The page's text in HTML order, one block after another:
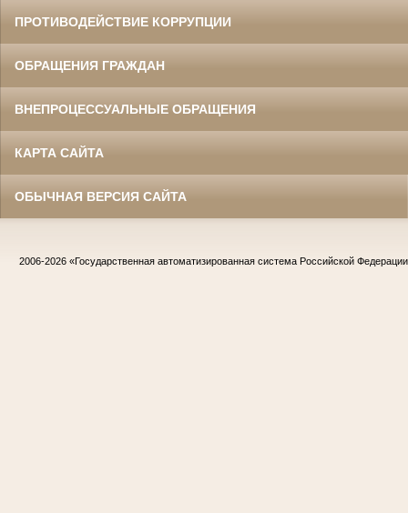
ПРОТИВОДЕЙСТВИЕ КОРРУПЦИИ
ОБРАЩЕНИЯ ГРАЖДАН
ВНЕПРОЦЕССУАЛЬНЫЕ ОБРАЩЕНИЯ
КАРТА САЙТА
ОБЫЧНАЯ ВЕРСИЯ САЙТА
2006-2026 «Государственная автоматизированная система Российской